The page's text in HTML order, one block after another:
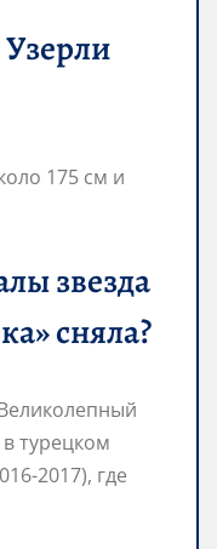
175 см и
звезда
сняла?
турецком
2017), где